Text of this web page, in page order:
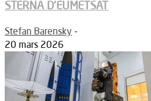
STERNA D’EUMETSAT
Stefan Barensky -
20 mars 2026